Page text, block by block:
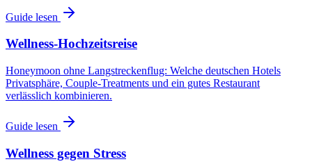
Guide lesen
Wellness-Hochzeitsreise
Honeymoon ohne Langstreckenflug: Welche deutschen Hotels
Privatsphäre, Couple-Treatments und ein gutes Restaurant
verlässlich kombinieren.
Guide lesen
Wellness gegen Stress